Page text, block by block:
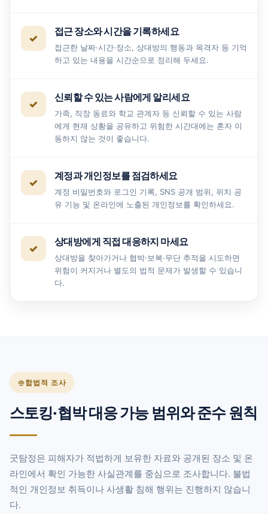
접근 장소와 시간을 기록하세요
접근한 날짜·시간·장소, 상대방의 행동과 목격자 등 기억
하고 있는 내용을 시간순으로 정리해 두세요.
신뢰할 수 있는 사람에게 알리세요
가족, 직장 동료와 학교 관계자 등 신뢰할 수 있는 사람
에게 현재 상황을 공유하고 위험한 시간대에는 혼자 이
동하지 않는 것이 좋습니다.
계정과 개인정보를 점검하세요
계정 비밀번호와 로그인 기록, SNS 공개 범위, 위치 공
유 기능 및 온라인에 노출된 개인정보를 확인하세요.
상대방에게 직접 대응하지 마세요
상대방을 찾아가거나 협박·보복·무단 추적을 시도하면
위험이 커지거나 별도의 법적 문제가 발생할 수 있습니
다.
합법적 조사
스토킹·협박 대응 가능 범위와 준수 원칙
굿탐정은 피해자가 적법하게 보유한 자료와 공개된 장소 및 온
라인에서 확인 가능한 사실관계를 중심으로 조사합니다. 불법
적인 개인정보 취득이나 사생활 침해 행위는 진행하지 않습니
다.